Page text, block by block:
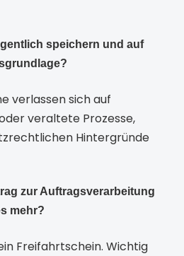
speichern und auf
verlassen sich auf
veraltete Prozesse,
Hintergründe
zur Auftragsverarbeitung
mehr?
Freifahrtschein. Wichtig